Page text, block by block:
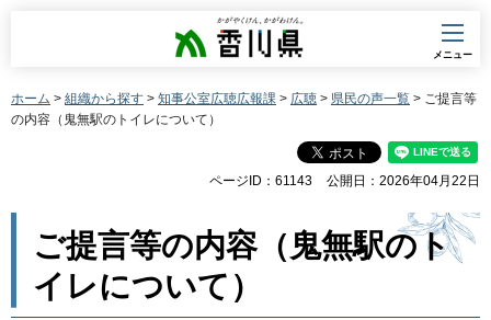
香川県
メニュー
ホーム > 組織から探す > 知事公室広聴広報課 > 広聴 > 県民の声一覧 > ご提言等
の内容（鬼無駅のトイレについて）
ページID：61143 公開日：2026年04月22日
ご提言等の内容（鬼無駅のト
イレについて）